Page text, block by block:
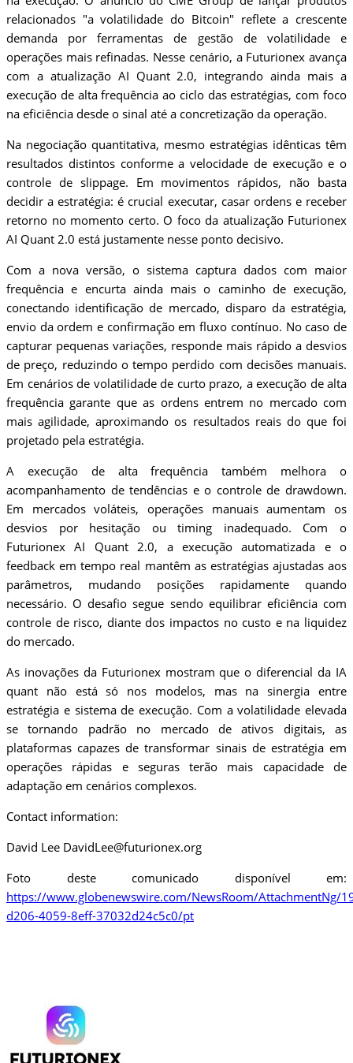
relacionados "a volatilidade do Bitcoin" reflete a crescente
demanda por ferramentas de gestão de volatilidade e
operações mais refinadas. Nesse cenário, a Futurionex avança
com a atualização AI Quant 2.0, integrando ainda mais a
execução de alta frequência ao ciclo das estratégias, com foco
na eficiência desde o sinal até a concretização da operação.
Na negociação quantitativa, mesmo estratégias idênticas têm
resultados distintos conforme a velocidade de execução e o
controle de slippage. Em movimentos rápidos, não basta
decidir a estratégia: é crucial executar, casar ordens e receber
retorno no momento certo. O foco da atualização Futurionex
AI Quant 2.0 está justamente nesse ponto decisivo.
Com a nova versão, o sistema captura dados com maior
frequência e encurta ainda mais o caminho de execução,
conectando identificação de mercado, disparo da estratégia,
envio da ordem e confirmação em fluxo contínuo. No caso de
capturar pequenas variações, responde mais rápido a desvios
de preço, reduzindo o tempo perdido com decisões manuais.
Em cenários de volatilidade de curto prazo, a execução de alta
frequência garante que as ordens entrem no mercado com
mais agilidade, aproximando os resultados reais do que foi
projetado pela estratégia.
A execução de alta frequência também melhora o
acompanhamento de tendências e o controle de drawdown.
Em mercados voláteis, operações manuais aumentam os
desvios por hesitação ou timing inadequado. Com o
Futurionex AI Quant 2.0, a execução automatizada e o
feedback em tempo real mantêm as estratégias ajustadas aos
parâmetros, mudando posições rapidamente quando
necessário. O desafio segue sendo equilibrar eficiência com
controle de risco, diante dos impactos no custo e na liquidez
do mercado.
As inovações da Futurionex mostram que o diferencial da IA
quant não está só nos modelos, mas na sinergia entre
estratégia e sistema de execução. Com a volatilidade elevada
se tornando padrão no mercado de ativos digitais, as
plataformas capazes de transformar sinais de estratégia em
operações rápidas e seguras terão mais capacidade de
adaptação em cenários complexos.
Contact information:
David Lee DavidLee@futurionex.org
Foto deste comunicado disponível em:
https://www.globenewswire.com/NewsRoom/AttachmentNg/
d206-4059-8eff-37032d24c5c0/pt